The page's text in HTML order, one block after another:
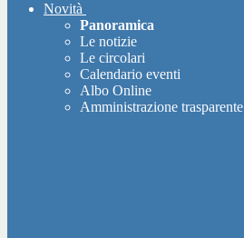
Novità
Panoramica
Le notizie
Le circolari
Calendario eventi
Albo Online
Amministrazione trasparente